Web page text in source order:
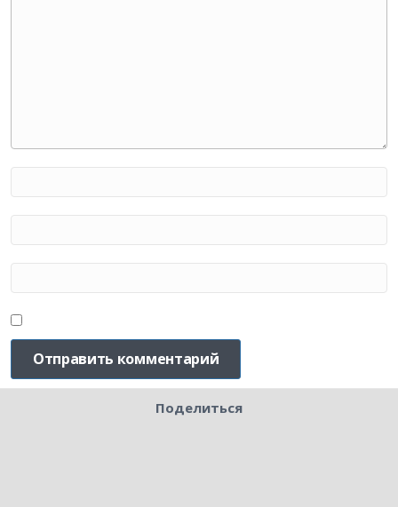
Поделиться